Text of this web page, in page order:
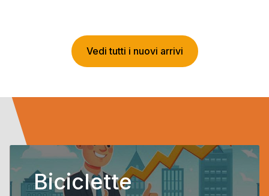
€305,00.
Vedi tutti i nuovi arrivi
Biciclette